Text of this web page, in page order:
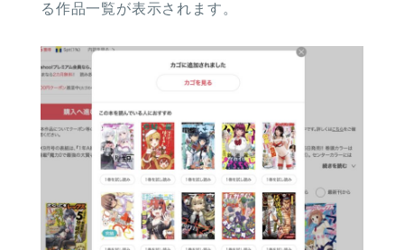
る作品一覧が表示されます。